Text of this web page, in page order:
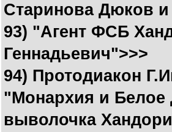
Старинова Дюков
93) "Агент ФСБ
Геннадьевич">>>
94) Протодиакон
"Монархия и Белое
выволочка